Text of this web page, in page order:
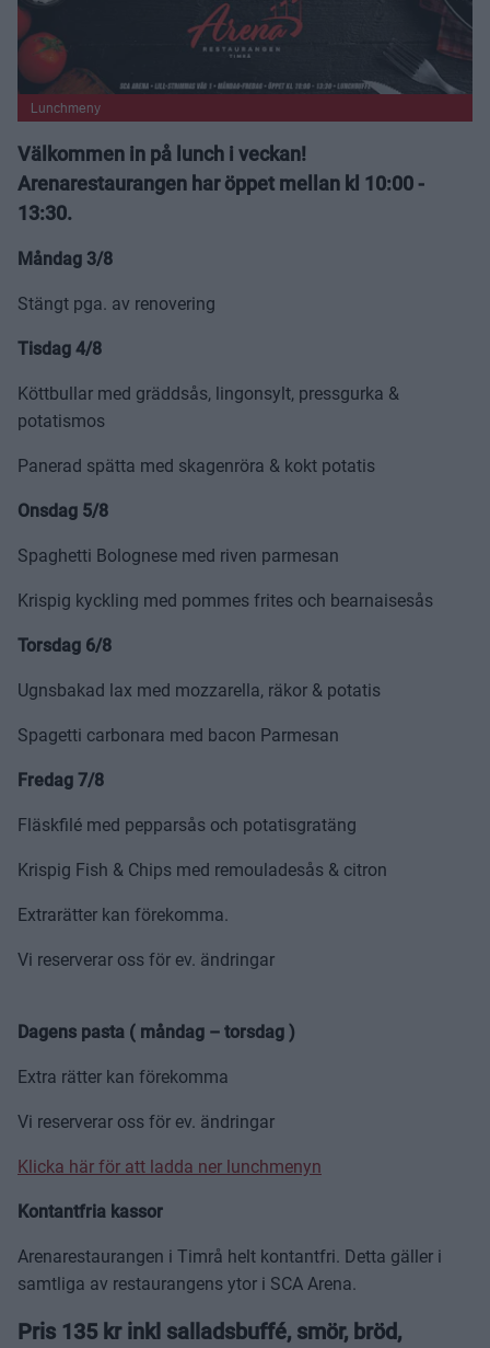
Lunchmeny
Välkommen in på lunch i veckan!
Arenarestaurangen har öppet mellan kl 10:00 -
13:30.
Måndag 3/8
Stängt pga. av renovering
Tisdag 4/8
Köttbullar med gräddsås, lingonsylt, pressgurka &
potatismos
Panerad spätta med skagenröra & kokt potatis
Onsdag 5/8
Spaghetti Bolognese med riven parmesan
Krispig kyckling med pommes frites och bearnaisesås
Torsdag 6/8
Ugnsbakad lax med mozzarella, räkor & potatis
Spagetti carbonara med bacon Parmesan
Fredag 7/8
Fläskfilé med pepparsås och potatisgratäng
Krispig Fish & Chips med remouladesås & citron
Extrarätter kan förekomma.
Vi reserverar oss för ev. ändringar
Dagens pasta ( måndag – torsdag )
Extra rätter kan förekomma
Vi reserverar oss för ev. ändringar
Klicka här för att ladda ner lunchmenyn
Kontantfria kassor
Arenarestaurangen i Timrå helt kontantfri. Detta gäller i
samtliga av restaurangens ytor i SCA Arena.
Pris 135 kr inkl salladsbuffé, smör, bröd,